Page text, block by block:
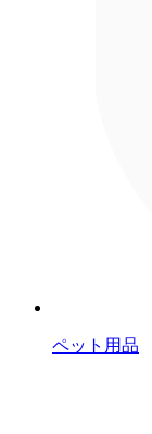
ペット用品